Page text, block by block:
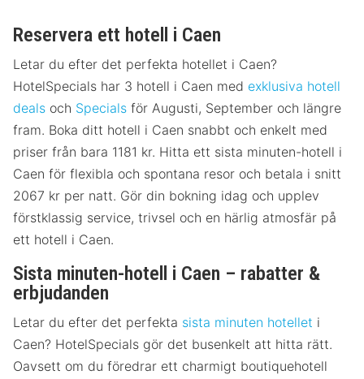
Reservera ett hotell i Caen
Letar du efter det perfekta hotellet i Caen?
HotelSpecials har 3 hotell i Caen med exklusiva hotell
deals och Specials för Augusti, September och längre
fram. Boka ditt hotell i Caen snabbt och enkelt med
priser från bara 1181 kr. Hitta ett sista minuten-hotell i
Caen för flexibla och spontana resor och betala i snitt
2067 kr per natt. Gör din bokning idag och upplev
förstklassig service, trivsel och en härlig atmosfär på
ett hotell i Caen.
Sista minuten-hotell i Caen – rabatter &
erbjudanden
Letar du efter det perfekta sista minuten hotellet i
Caen? HotelSpecials gör det busenkelt att hitta rätt.
Oavsett om du föredrar ett charmigt boutiquehotell